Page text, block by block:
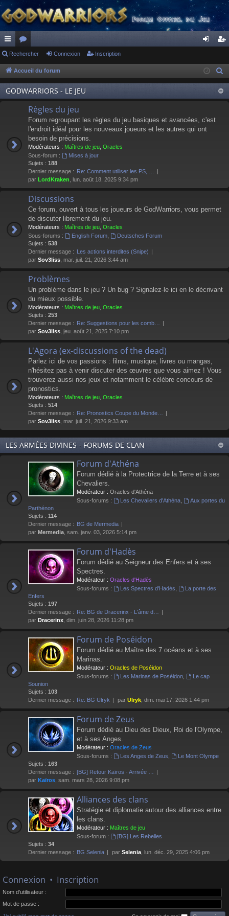
ac
co
ur
ci
or
u
m
s
ne
xi
on
cri
pti
on
Rechercher Connexion Inscription
Accueil du forum
GODWARRIORS - LE JEU
Règles du jeu
Forum regroupant les règles du jeu basiques et avancées, c'est
l'endroit idéal pour les nouveaux joueurs et les autres qui ont
besoin de précisions.
Modérateurs : Maîtres de jeu Oracles
Sous-forum :
Mises à jour
Sujets : 188
Dernier message : Re: Comment utiliser les PS, …
par LordKraken , lun. août 18, 2025 9:34 pm
Discussions
Ce forum, ouvert à tous les joueurs de GodWarriors, vous permet
de discuter librement du jeu.
Modérateurs : Maîtres de jeu Oracles
Sous-forums :
English Forum,
Deutsches Forum
Sujets : 538
Dernier message : Les actions interdites (Snipe)
par Sov3liss , mar. juil. 21, 2026 3:44 am
Problèmes
Un problème dans le jeu ? Un bug ? Signalez-le ici en le décrivant
du mieux possible.
Modérateurs : Maîtres de jeu Oracles
Sujets : 253
Dernier message : Re: Suggestions pour les comb…
par Sov3liss , jeu. août 21, 2025 7:10 pm
L'Agora (ex-discussions of the dead)
Parlez ici de vos passions : films, musique, livres ou mangas,
n'hésitez pas à venir discuter des œuvres que vous aimez ! Vous
trouverez aussi nos jeux et notamment le célèbre concours de
pronostics.
Modérateurs : Maîtres de jeu Oracles
Sujets : 514
Dernier message : Re: Pronostics Coupe du Monde…
par Sov3liss , mar. juil. 21, 2026 9:33 am
LES ARMÉES DIVINES - FORUMS DE CLAN
Forum d'Athéna
Forum dédié à la Protectrice de la Terre et à ses
Chevaliers.
Modérateur : Oracles d'Athéna
Sous-forums :
Les Chevaliers d'Athéna,
Aux portes du
Parthénon
Sujets : 114
Dernier message : BG de Mermedia
par Mermedia , sam. janv. 03, 2026 5:14 pm
Forum d'Hadès
Forum dédié au Seigneur des Enfers et à ses
Spectres.
Modérateur : Oracles d'Hadès
Sous-forums :
Les Spectres d'Hadès
La porte des
Enfers
Sujets : 197
Dernier message : Re: BG de Dracerinx - L'âme d…
par Dracerinx , dim. juin 28, 2026 11:28 pm
Forum de Poséidon
Forum dédié au Maître des 7 océans et à ses
Marinas.
Modérateur : Oracles de Poséidon
Sous-forums :
Les Marinas de Poséidon,
Le cap
Sounion
Sujets : 103
Dernier message : Re: BG Ulryk par Ulryk , dim. mai 17, 2026 1:44 pm
Forum de Zeus
Forum dédié au Dieu des Dieux, Roi de l'Olympe,
et à ses Anges.
Modérateur : Oracles de Zeus
Sous-forums :
Les Anges de Zeus
Le Mont Olympe
Sujets : 163
Dernier message : [BG] Retour Kaïros - Arrivée …
par Kaïros , sam. mars 28, 2026 9:08 pm
Alliances des clans
Stratégie et diplomatie autour des alliances entre
les clans.
Modérateur : Maîtres de jeu
Sous-forum :
[BG] Les Rebelles
Sujets : 34
Dernier message : BG Selenia par Selenia , lun. déc. 29, 2025 4:06 pm
Connexion • Inscription
Nom d’utilisateur :
Mot de passe :